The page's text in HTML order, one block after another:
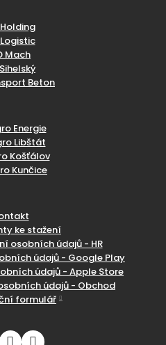
Holding
Logistic
Mach
Beton
Energie
Libštát
Košťálov
Kunčice
ke stažení
osobních údajů - HR
údajů - Google Play
údajů - Apple Store
údajů - Obchod
formulář